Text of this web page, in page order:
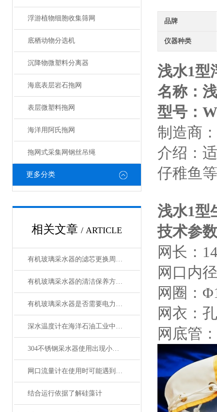
浮游植物细胞收集筛网
底栖动物分选机
沉降物微塑料分离器
海底表层岩石拖网
表层微塑料拖网
海洋用阿氏拖网
拖网式采集网钢丝吊绳
更多分类
相关文章 / ARTICLE
有机玻璃采水器的滤芯更换周期是多久？
有机玻璃采水器的清洁保养方法有哪些？
有机玻璃采水器是否需要电力或外部能源？
深水温度计在海洋石油工业中的应用与维护
304不锈钢采水器使用出现小问题，用户自己如何维修?
网口流量计在使用时可能遇到哪些问题?如何解决?
结合运行依据了解硅藻计
品牌
仪器种类
浅水1型
名称：
型号：
制造商
介绍：
仔稚鱼
浅水1型
技术参
网长：
网口内
网圈：
网衣：
网底管：